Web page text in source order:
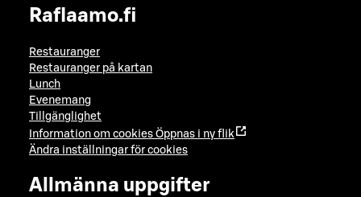
Raflaamo.fi
Restauranger
Restauranger på kartan
Lunch
Evenemang
Tillgänglighet
Information om cookies Öppnas i ny flik
Ändra inställningar för cookies
Allmänna uppgifter